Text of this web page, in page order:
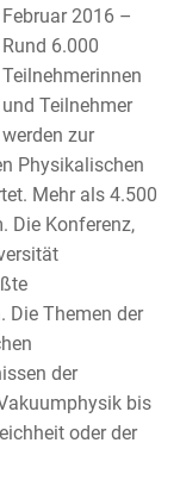
Februar 2016 –
Rund 6.000
Teilnehmerinnen
und Teilnehmer
werden zur
Physikalischen
Mehr als 4.500
Die Konferenz,
Die Themen der
der
bis
oder der